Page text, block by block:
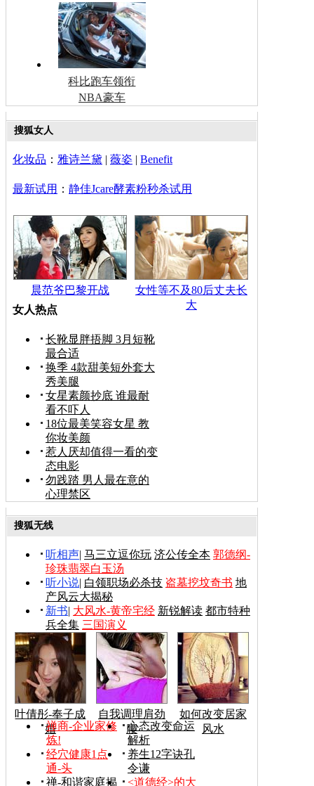
科比跑车领衔
NBA豪车
搜狐女人
化妆品 ： 雅诗兰黛 | 薇姿 | Benefit
最新试用 ： 静佳Jcare酵素粉秒杀试用
晨范爷巴黎开战
女性等不及80后丈夫长
大
女人热点
长靴显胖捂脚 3月短靴
最合适
换季 4款甜美短外套大
秀美腿
女星素颜抄底 谁最耐
看不吓人
18位最美笑容女星 教
你妆美颜
惹人厌却值得一看的变
态电影
勿践踏 男人最在意的
心理禁区
搜狐无线
听相声| 马三立逗你玩 济公传全本 郭德纲-
珍珠翡翠白玉汤
听小说| 白领职场必杀技 盗墓挖坟奇书 地
产风云大揭秘
新书| 大风水-黄帝宅经 新锐解读 都市特种
兵全集 三国演义
叶倩彤-奉子成
婚
自我调理肩劲
腰
如何改变居家
风水
禅商-企业家修
炼!
心态改变命运
解析
经穴健康1点
通-头
养生12字诀孔
令谦
禅-和谐家庭揭
<道德经>的大